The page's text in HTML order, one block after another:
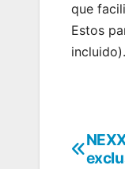
que
Estos
incluido).